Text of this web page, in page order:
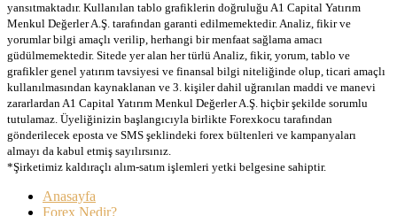
yansıtmaktadır. Kullanılan tablo grafiklerin doğruluğu A1 Capital Yatırım
Menkul Değerler A.Ş. tarafından garanti edilmemektedir. Analiz, fikir ve
yorumlar bilgi amaçlı verilip, herhangi bir menfaat sağlama amacı
güdülmemektedir. Sitede yer alan her türlü Analiz, fikir, yorum, tablo ve
grafikler genel yatırım tavsiyesi ve finansal bilgi niteliğinde olup, ticari amaçlı
kullanılmasından kaynaklanan ve 3. kişiler dahil uğranılan maddi ve manevi
zararlardan A1 Capital Yatırım Menkul Değerler A.Ş. hiçbir şekilde sorumlu
tutulamaz. Üyeliğinizin başlangıcıyla birlikte Forexkocu tarafından
gönderilecek eposta ve SMS şeklindeki forex bültenleri ve kampanyaları
almayı da kabul etmiş sayılırsınız.
*Şirketimiz kaldıraçlı alım-satım işlemleri yetki belgesine sahiptir.
Anasayfa
Forex Nedir?